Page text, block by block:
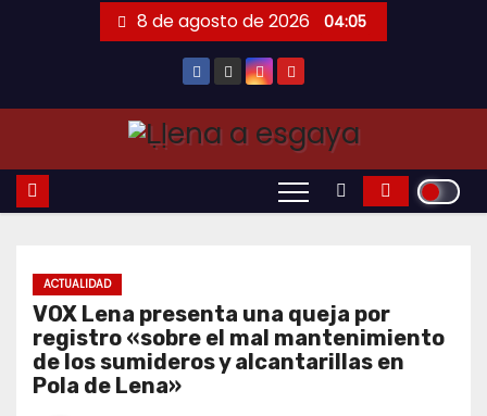
8 de agosto de 2026 04:05
ACTUALIDAD
VOX Lena presenta una queja por
registro «sobre el mal mantenimiento
de los sumideros y alcantarillas en
Pola de Lena»